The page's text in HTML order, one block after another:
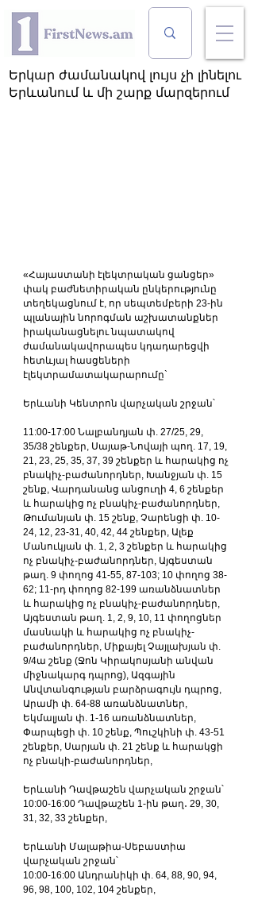
Երկար ժամանակով լույս չի լինելու
Երևանում և մի շարք մարզերում
«Հայաստանի էլեկտրական ցանցեր»
փակ բաժնետիրական ընկերությունը
տեղեկացնում է, որ սեպտեմբերի 23-ին
պլանային նորոգման աշխատանքներ
իրականացնելու նպատակով
ժամանակավորապես կդադարեցվի
հետևյալ հասցեների
էլեկտրամատակարարումը`
Երևանի Կենտրոն վարչական շրջան՝
11:00-17:00 Նալբանդյան փ. 27/25, 29,
35/38 շենքեր, Սայաթ-Նովայի պող. 17, 19,
21, 23, 25, 35, 37, 39 շենքեր և հարակից ոչ
բնակիչ-բաժանորդներ, Խանջյան փ. 15
շենք, Վարդանանց անցուղի 4, 6 շենքեր
և հարակից ոչ բնակիչ-բաժանորդներ,
Թումանյան փ. 15 շենք, Չարենցի փ. 10-
24, 12, 23-31, 40, 42, 44 շենքեր, Ալեք
Մանուկյան փ. 1, 2, 3 շենքեր և հարակից
ոչ բնակիչ-բաժանորդներ, Այգեստան
թաղ. 9 փողոց 41-55, 87-103; 10 փողոց 38-
62; 11-րդ փողոց 82-199 առանձնատներ
և հարակից ոչ բնակիչ-բաժանորդներ,
Այգեստան թաղ. 1, 2, 9, 10, 11 փողոցներ
մասնակի և հարակից ոչ բնակիչ-
բաժանորդներ, Միքայել Չայլախյան փ.
9/4ա շենք (Ջոն Կիրակոսյանի անվան
միջնակարգ դպրոց), Ազգային
Անվտանգության բարձրագույն դպրոց,
Արամի փ. 64-88 առանձնատներ,
Եկմալյան փ. 1-16 առանձնատներ,
Փարպեցի փ. 10 շենք, Պուշկինի փ. 43-51
շենքեր, Սարյան փ. 21 շենք և հարակցի
ոչ բնակի-բաժանորդներ,
Երևանի Դավթաշեն վարչական շրջան՝
10:00-16:00 Դավթաշեն 1-ին թաղ․ 29, 30,
31, 32, 33 շենքեր,
Երևանի Մալաթիա-Սեբաստիա
վարչական շրջան՝
10:00-16:00 Անդրանիկի փ. 64, 88, 90, 94,
96, 98, 100, 102, 104 շենքեր,